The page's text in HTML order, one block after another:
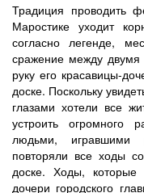
Традиция проводить
Маростике уходит
согласно легенде,
сражение между двумя
руку его красавицы-
доске. Поскольку
глазами хотели все
устроить огромного
людьми, игравшими
повторяли все ходы
доске. Ходы,
дочери городского